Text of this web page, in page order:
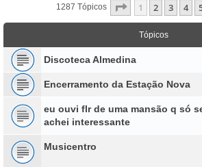
1287 Tópicos Página De 52
1 2 3 4
Tópicos
Discoteca Almedina
Encerramento da Estação Nova
eu ouvi flr de uma mansão q só
achei interessante
Musicentro